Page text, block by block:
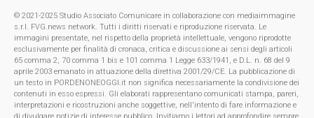
© 2021-2025 Studio Associato Comunicare in collaborazione con mediaimmagine
s.r.l. FVG.news network. Tutti i diritti riservati e riproduzione riservata. Le
immagini presentate, nel rispetto della proprietà intellettuale, vengono riprodotte
esclusivamente per finalità di cronaca, critica e discussione ai sensi degli articoli
65 comma 2, 70 comma 1 bis e 101 comma 1 Legge 633/1941, e D.L. n. 68 del 9
aprile 2003 emanato in attuazione della direttiva 2001/29/CE. La pubblicazione di
un testo in PORDENONEOGGI.it non significa necessariamente la condivisione dei
contenuti in esso espressi. Gli elaborati rappresentano comunicati stampa, pareri,
interpretazioni e ricostruzioni anche soggettive, nell'intento di fare informazione e